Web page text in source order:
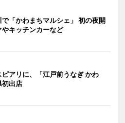
「かわまちマルシェ」 初の夜開
キッチンカーなど
アリに、「江戸前うなぎ かわ
初出店